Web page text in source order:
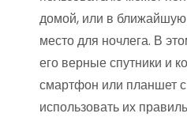
домой, или в
место для ночлега. В
его верные спутники и
смартфон или планшет
использовать их